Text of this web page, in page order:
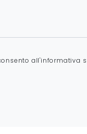
all'informativa